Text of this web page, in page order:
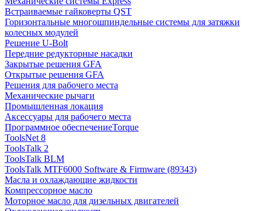
Встраиваемые гайковерты QST
Горизонтальные многошпиндельные системы для затяжки
колесных модулей
Решение U-Bolt
Передние редукторные насадки
Закрытые решения GFA
Открытые решения GFA
Решения для рабочего места
Механические рычаги
Промышленная локация
Аксессуары для рабочего места
Программное обеспечениеTorque
ToolsNet 8
ToolsTalk 2
ToolsTalk BLM
ToolsTalk MTF6000 Software & Firmware (89343)
Масла и охлаждающие жидкости
Компрессорное масло
Моторное масло для дизельных двигателей